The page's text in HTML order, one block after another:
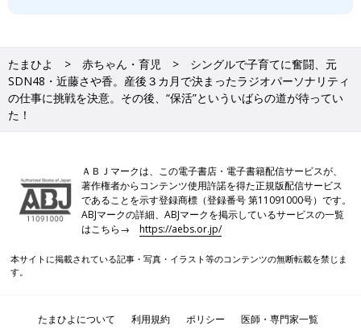
たまひよ 赤ちゃん・育児
シングルで子育てに奮闘、元
SDN48・近藤さや香。産後３カ月で決まったラジオパーソナリティ
の仕事に挑戦を決意。その後、“保活”といういばらの道が待ってい
た！
ＡＢＪマークは、この電子書店・電子書籍配信サービスが、
著作権者からコンテンツ使用許諾を得た正規版配信サービス
であることを示す登録商標（登録番号 第11091000号）です。
ABJマークの詳細、ABJマークを掲示しているサービスの一覧
はこちら→https://aebs.or.jp/
本サイトに掲載されている記事・写真・イラスト等のコンテンツの無断転載を禁じま
す。
たまひよについて 利用規約 ポリシー
医師・専門家一覧